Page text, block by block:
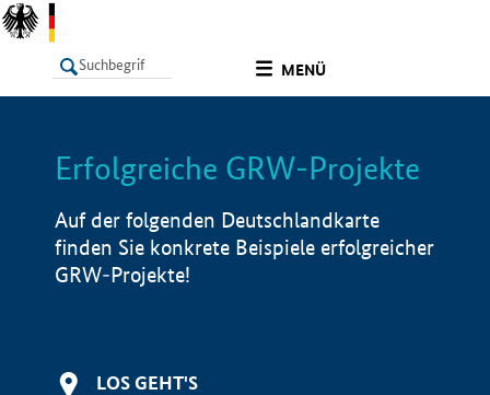
MENÜ
LISTE Info
Erfolgreiche GRW-Projekte
Auf der folgenden Deutschlandkarte
finden Sie konkrete Beispiele erfolgreicher
GRW-Projekte!
LOS GEHT'S